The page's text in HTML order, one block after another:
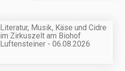
Literatur, Musik, Käse und Cidre
im Zirkuszelt am Biohof
Luftensteiner - 06.08.2026